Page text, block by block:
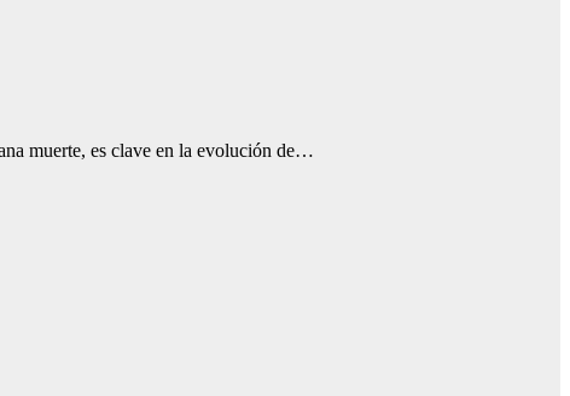
muerte, es clave en la evolución de…